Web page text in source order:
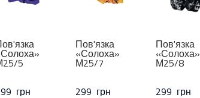
5
грн
Пов'язка
«Солоха»
М25/7
299  грн
Пов'язка
«Солоха»
М25/8
299  грн